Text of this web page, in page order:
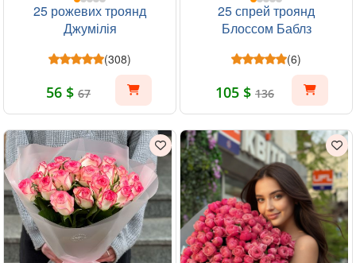
25 рожевих троянд
Джумілія
(308)
56 $ 67
25 спрей троянд
Блоссом Баблз
(6)
105 $ 136